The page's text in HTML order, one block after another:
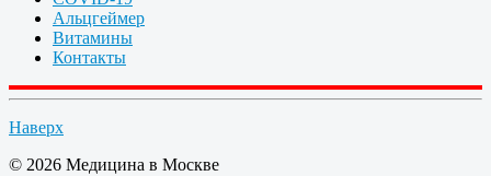
Альцгеймер
Витамины
Контакты
Наверх
© 2026 Медицина в Москве